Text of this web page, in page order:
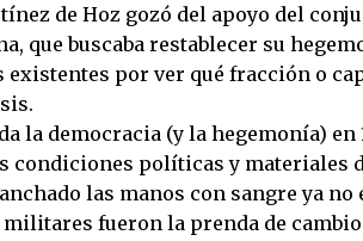
de Hoz gozó del apoyo del
que buscaba restablecer su
existentes por ver qué fracción o
la democracia (y la hegemonía) en
condiciones políticas y materiales
las manos con sangre ya
fueron la prenda de